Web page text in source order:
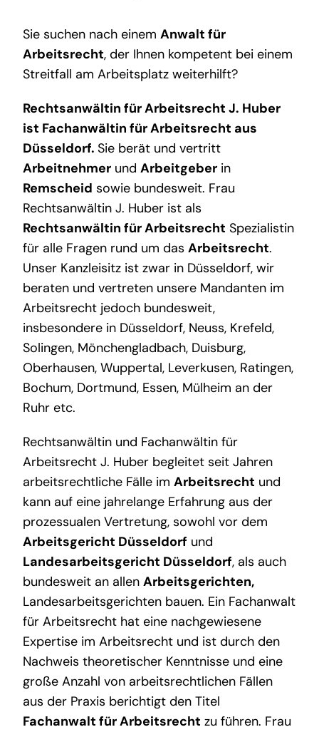
Sie suchen nach einem Anwalt für
Arbeitsrecht, der Ihnen kompetent bei einem
Streitfall am Arbeitsplatz weiterhilft?
Rechtsanwältin für Arbeitsrecht J. Huber
ist Fachanwältin für Arbeitsrecht aus
Düsseldorf. Sie berät und vertritt
Arbeitnehmerund Arbeitgeberin
Remscheid sowie bundesweit. Frau
Rechtsanwältin J. Huber ist als
Rechtsanwältin für Arbeitsrecht Spezialistin
für alle Fragen rund um das Arbeitsrecht.
Unser Kanzleisitz ist zwar in Düsseldorf, wir
beraten und vertreten unsere Mandanten im
Arbeitsrecht jedoch bundesweit,
insbesondere in Düsseldorf, Neuss, Krefeld,
Solingen, Mönchengladbach, Duisburg,
Oberhausen, Wuppertal, Leverkusen, Ratingen,
Bochum, Dortmund, Essen, Mülheim an der
Ruhr etc.
Rechtsanwältin und Fachanwältin für
Arbeitsrecht J. Huber begleitet seit Jahren
arbeitsrechtliche Fälle im Arbeitsrecht und
kann auf eine jahrelange Erfahrung aus der
prozessualen Vertretung, sowohl vor dem
Arbeitsgericht Düsseldorf und
Landesarbeitsgericht Düsseldorf, als auch
bundesweit an allen Arbeitsgerichten,
Landesarbeitsgerichten bauen. Ein Fachanwalt
für Arbeitsrecht hat eine nachgewiesene
Expertise im Arbeitsrecht und ist durch den
Nachweis theoretischer Kenntnisse und eine
große Anzahl von arbeitsrechtlichen Fällen
aus der Praxis berichtigt den Titel
Fachanwalt für Arbeitsrecht zu führen. Frau